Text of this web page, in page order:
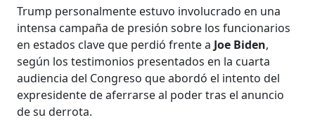
Trump personalmente estuvo involucrado en una
intensa campaña de presión sobre los funcionarios
en estados clave que perdió frente a Joe Biden,
según los testimonios presentados en la cuarta
audiencia del Congreso que abordó el intento del
expresidente de aferrarse al poder tras el anuncio
de su derrota.